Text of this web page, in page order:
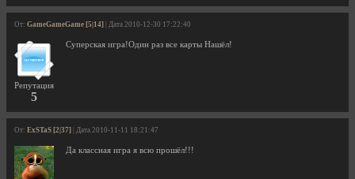
От: GameGameGame [5|14] | Дата 2010-12-30 17:22:40
Репутация
5
Суперская игра!Один раз все карты Нашёл!
От: ExSTaS [2|37] | Дата 2010-11-11 18:21:47
Да классная игра я всю прошёл!!!